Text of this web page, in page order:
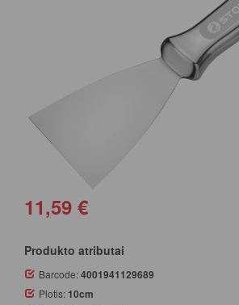
11,59 €
Produkto atributai
Barcode:4001941129689
Plotis: 10cm